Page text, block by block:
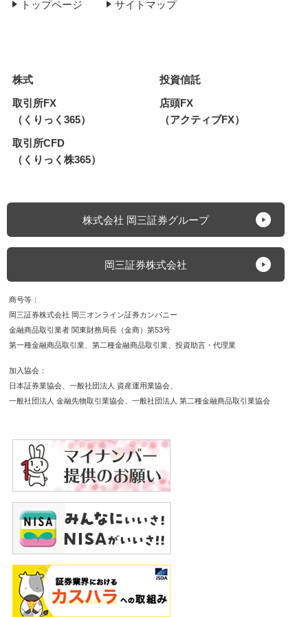
トップページ サイトマップ
株式
投資信託
取引所FX
（くりっく365）
店頭FX
（アクティブFX）
取引所CFD
（くりっく株365）
株式会社 岡三証券グループ
岡三証券株式会社
商号等
岡三証券株式会社 岡三オンライン証券カンパニー
金融商品取引業者 関東財務局長（金商）第53号
第一種金融商品取引業
第二種金融商品取引業 投資助言・代理業
加入協会
日本証券業協会
一般社団法人 資産運用業協会
一般社団法人 金融先物取引業協会
一般社団法人 第二種金融商品取引業協会